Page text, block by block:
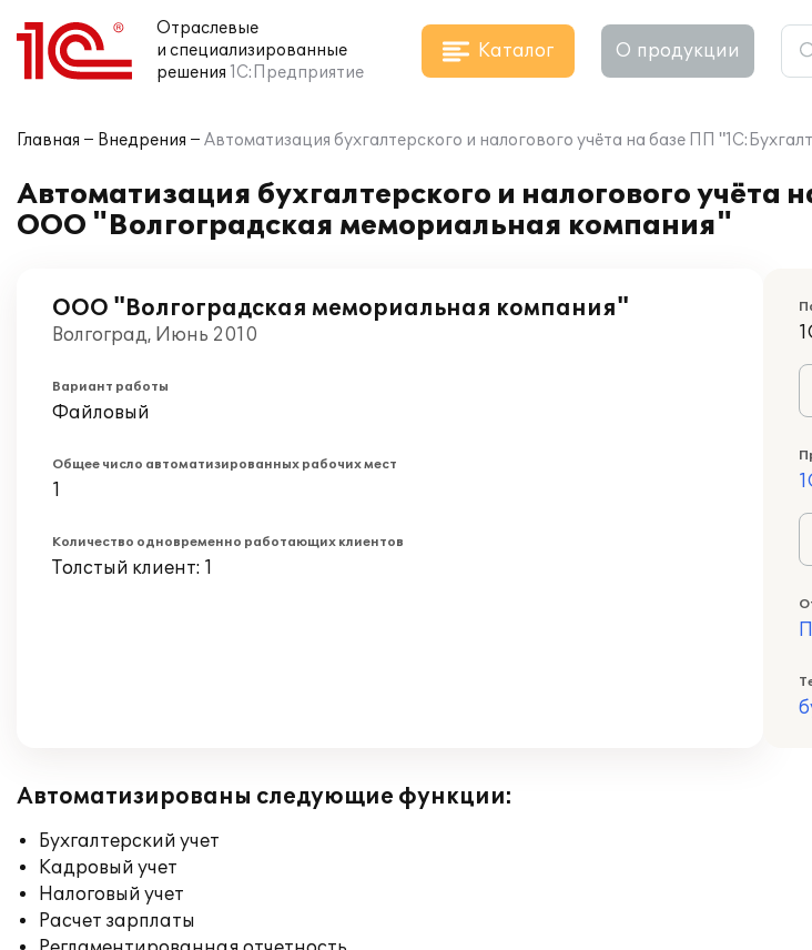
Отраслевые
и специализированные
решения 1С:Предприятие
Каталог О продукции
Главная Внедрения Автоматизация бухгалтерского и налогового учёта на базе ПП
Автоматизация бухгалтерского и налогового учёта
ООО "Волгоградская мемориальная компания"
ООО "Волгоградская мемориальная компания"
Волгоград, Июнь 2010
Вариант работы
Файловый
Общее число автоматизированных рабочих мест
1
Количество одновременно работающих клиентов
Толстый клиент: 1
Автоматизированы следующие функции:
Бухгалтерский учет
Кадровый учет
Налоговый учет
Расчет зарплаты